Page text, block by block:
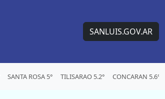
SANLUIS.GOV.AR
SANTA ROSA 5° TILISARAO 5.2° CONCARAN 5.6°